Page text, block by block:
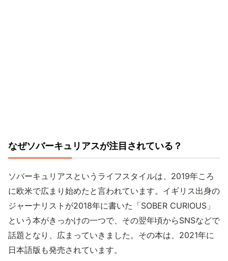
なぜソバーキュリアスが注目されている？
ソバーキュリアスというライフスタイルは、2019年ころ
に欧米で広まり始めたと言われています。イギリス出身の
ジャーナリストが2018年に書いた「SOBER CURIOUS」
という本がきっかけの一つで、その翌年頃からSNSなどで
話題となり、広まっていきました。その本は、2021年に
日本語版も発売されています。